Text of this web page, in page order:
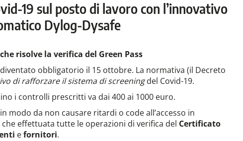
19 sul posto di lavoro con l’innovativo
Dylog-Dysafe
risolve la verifica del Green Pass
obbligatorio il 15 ottobre. La normativa (il Decreto
di rafforzare il sistema di screeningdel Covid-19.
i controlli prescritti va dai 400 ai 1000 euro.
modo da non causare ritardi o code all’accesso in
effettuata tutte le operazioni di verifica del Certificato
efornitori.